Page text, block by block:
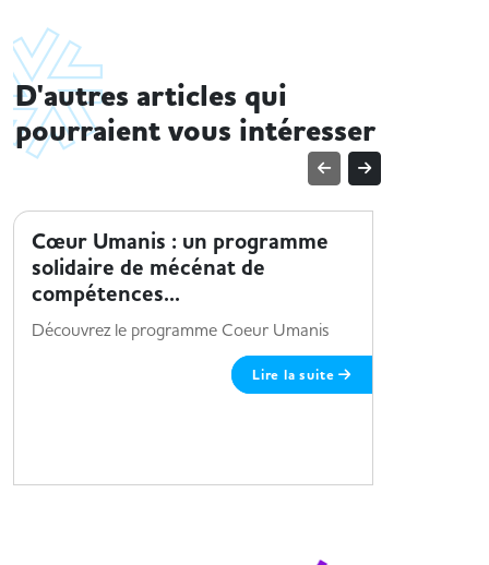
D'autres articles qui
pourraient vous intéresser
Cœur Umanis : un programme
solidaire de mécénat de
compétences...
Découvrez le programme Coeur Umanis
Lire la suite